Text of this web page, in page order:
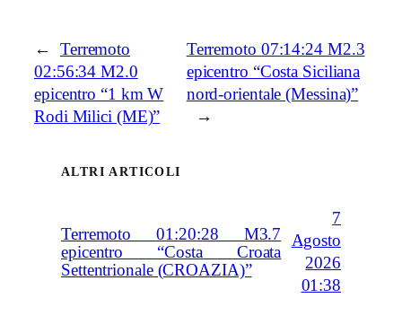
←
Terremoto
02:56:34 M2.0
epicentro “1 km W
Rodi Milici (ME)”
Terremoto 07:14:24 M2.3
epicentro “Costa Siciliana
nord-orientale (Messina)”
→
ALTRI ARTICOLI
Terremoto 01:20:28 M3.7
epicentro “Costa Croata
Settentrionale (CROAZIA)”
7
Agosto
2026
01:38